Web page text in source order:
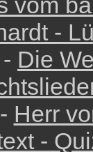
-
- Die
- Herr
-